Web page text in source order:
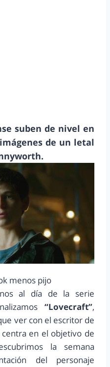
suben de nivel en
de un letal
menos pijo
al día de la serie
“Lovecraft”,
ver con el escritor de
en el objetivo de
la semana
del personaje